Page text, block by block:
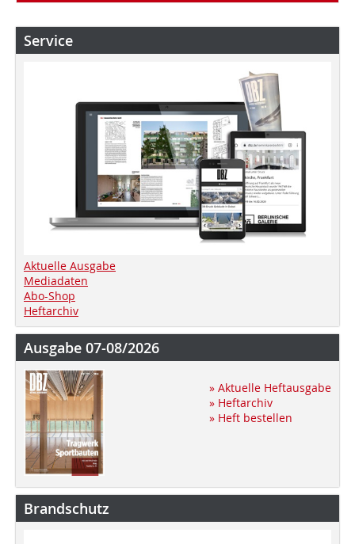
Service
Aktuelle Ausgabe
Mediadaten
Abo-Shop
Heftarchiv
Ausgabe 07-08/2026
» Aktuelle Heftausgabe
» Heftarchiv
» Heft bestellen
Brandschutz